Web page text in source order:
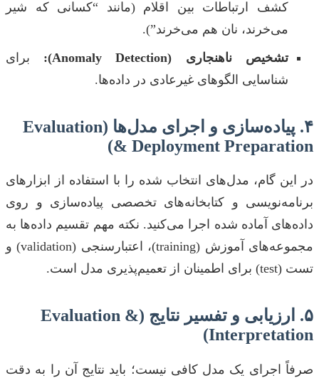
کشف ارتباطات بین اقلام (مانند “کسانی که شیر
می‌خرند، نان هم می‌خرند”).
تشخیص ناهنجاری (Anomaly Detection):
برای
شناسایی الگوهای غیرعادی در داده‌ها.
۴. پیاده‌سازی و اجرای مدل‌ها (Evaluation
& Deployment Preparation)
در این گام، مدل‌های انتخاب شده را با استفاده از ابزارهای
برنامه‌نویسی و کتابخانه‌های تخصصی پیاده‌سازی و روی
داده‌های آماده شده اجرا می‌کنید. نکته مهم تقسیم داده‌ها به
مجموعه‌های آموزش (training)، اعتبارسنجی (validation) و
تست (test) برای اطمینان از تعمیم‌پذیری مدل است.
۵. ارزیابی و تفسیر نتایج (Evaluation &
Interpretation)
صرفاً اجرای یک مدل کافی نیست؛ باید نتایج آن را به دقت